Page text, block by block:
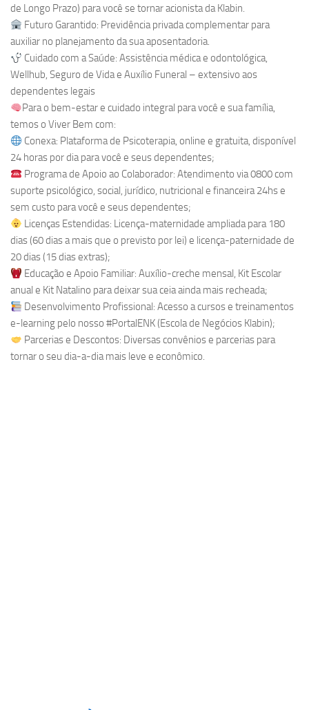
de Longo Prazo) para você se tornar acionista da Klabin.
Futuro Garantido: Previdência privada complementar para
auxiliar no planejamento da sua aposentadoria.
Cuidado com a Saúde: Assistência médica e odontológica,
Wellhub, Seguro de Vida e Auxílio Funeral – extensivo aos
dependentes legais
Para o bem-estar e cuidado integral para você e sua família,
temos o Viver Bem com:
Conexa: Plataforma de Psicoterapia, online e gratuita, disponível
24 horas por dia para você e seus dependentes;
Programa de Apoio ao Colaborador: Atendimento via 0800 com
suporte psicológico, social, jurídico, nutricional e financeira 24hs e
sem custo para você e seus dependentes;
Licenças Estendidas: Licença-maternidade ampliada para 180
dias (60 dias a mais que o previsto por lei) e licença-paternidade de
20 dias (15 dias extras);
Educação e Apoio Familiar: Auxílio-creche mensal, Kit Escolar
anual e Kit Natalino para deixar sua ceia ainda mais recheada;
Desenvolvimento Profissional: Acesso a cursos e treinamentos
e-learning pelo nosso #PortalENK (Escola de Negócios Klabin);
Parcerias e Descontos: Diversas convênios e parcerias para
tornar o seu dia-a-dia mais leve e econômico.